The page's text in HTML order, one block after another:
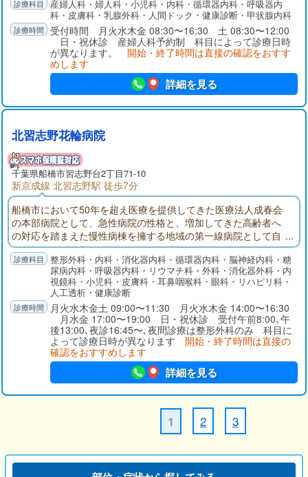
す。また、状況の許す限り、バースプランに基づいてご出産い
ただけます。ご主人の立会い出産も可能です。また、各種予防
接種や、団体・企業健診（主婦健診を含む）から個人健診まで
幅広く行っています。
産婦人科・婦人科・小児科・内科・循環器内科・呼吸器内
科・皮膚科・乳腺外科・人間ドック・健康診断・甲状腺内科
受付時間 月火水木金 08:30〜16:30 土 08:30〜12:00
日・祝休診 産婦人科予約制 科目によって診療日時
が異なります。 開始・終了時間は直接の確認をおすす
めします
詳細を見る
北習志野花輪病院
千葉県船橋市習志野台2丁目71-10
新京成線 北習志野駅 徒歩7分
船橋市において50年を超え医療を提供してきた医療法人成春会
の本部病院として、急性病院の性格と、増加してきた高齢者へ
の対応を踏まえた慢性病棟を擁する地域の第一線病院として自
負しております。人工透析センターでは永年蓄積したデータと
経験、最新の透析機械により外来・入院治療を行っておりま
す。人工関節脊椎センターでは関節や腰等の痛みの治療を行っ
ております。特にひざ人工関節置換術は北海道や鹿児島、中
国・アメリカより手術を受けに来院頂いております。
整形外科・内科・消化器内科・循環器内科・脳神経内科・糖
尿病内科・呼吸器内科・リウマチ科・外科・消化器外科・内
視鏡科・小児科・皮膚科・耳鼻咽喉科・眼科・リハビリ科・
人工透析・健康診断
月火水木金土 09:00〜11:30 月火水木金 14:00〜16:30
月水金 17:00〜19:00 日・祝休診 受付午前8:00､午
後13:00､夜診16:45〜､夜間診療は整形外科のみ 科目に
よって診療日時が異なります 開始・終了時間は直接の
確認をおすすめします
詳細を見る
1 2 3